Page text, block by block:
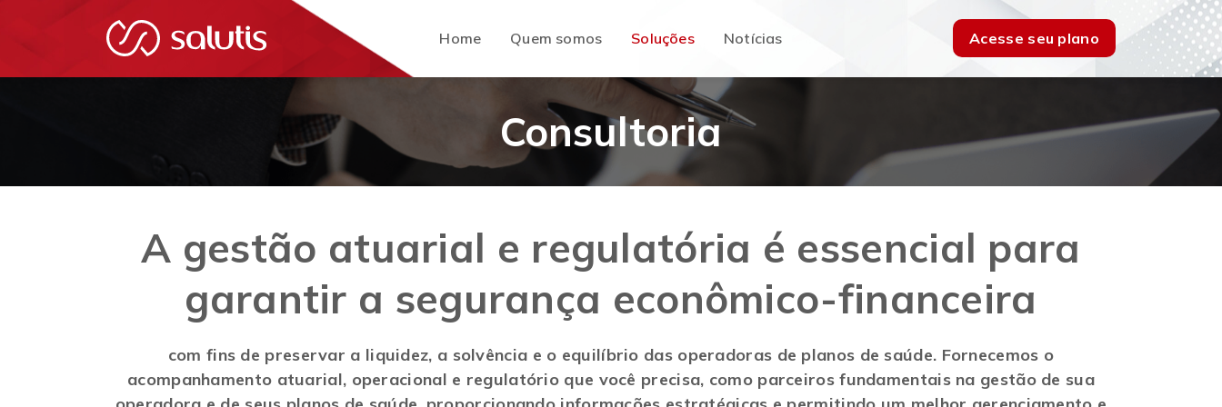
Home Quem somos Soluções Notícias Acesse seu plano
Consultoria
A gestão atuarial e regulatória é essencial para
garantir a segurança econômico-financeira
com fins de preservar a liquidez, a solvência e o equilíbrio das operadoras de planos de saúde. Fornecemos o
acompanhamento atuarial, operacional e regulatório que você precisa, como parceiros fundamentais na gestão de sua